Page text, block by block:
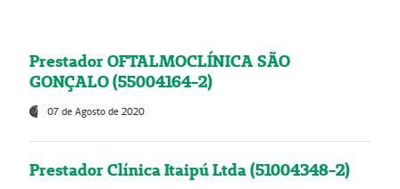
Prestador OFTALMOCLÍNICA SÃO
GONÇALO (55004164-2)
07 de Agosto de 2020
Prestador Clínica Itaipú Ltda (51004348-2)